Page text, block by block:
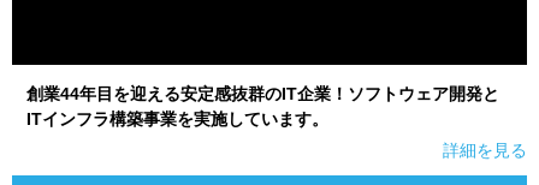
創業44年目を迎える安定感抜群のIT企業！ソフトウェア開発と
ITインフラ構築事業を実施しています。
詳細を見る